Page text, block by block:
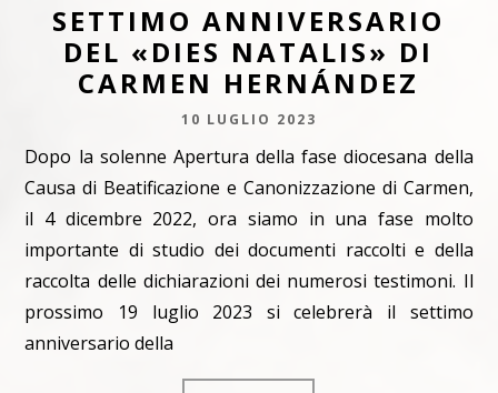
SETTIMO ANNIVERSARIO
DEL «DIES NATALIS» DI
CARMEN HERNÁNDEZ
10 LUGLIO 2023
Dopo la solenne Apertura della fase diocesana della
Causa di Beatificazione e Canonizzazione di Carmen,
il 4 dicembre 2022, ora siamo in una fase molto
importante di studio dei documenti raccolti e della
raccolta delle dichiarazioni dei numerosi testimoni. Il
prossimo 19 luglio 2023 si celebrerà il settimo
anniversario della